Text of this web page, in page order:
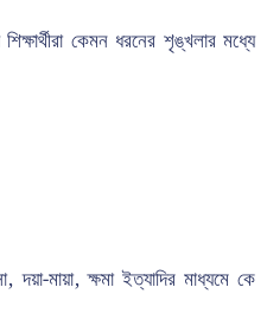
কেমন ধরনের শৃঙ্খলার মধ্যে
মায়া, ক্ষমা ইত্যাদির মাধ্যমে কে